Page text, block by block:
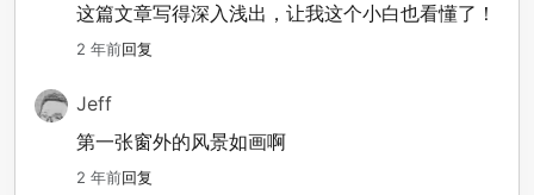
这篇文章写得深入浅出，让我这个小白也看懂了！
2 年前回复
Jeff
第一张窗外的风景如画啊
2 年前回复